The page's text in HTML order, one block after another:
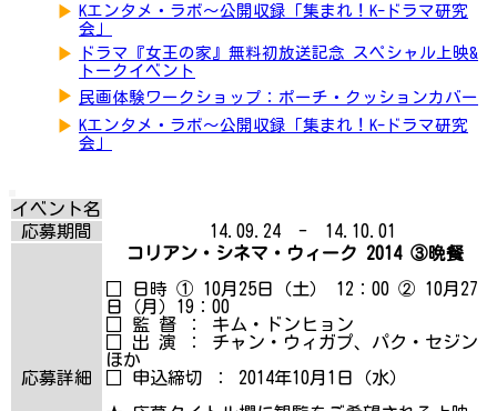
▶ Kエンタメ・ラボ～公開収録「集まれ！K-ドラマ研究
会」
▶
ドラマ『女王の家』無料初放送記念 スペシャル上映&
トークイベント
▶ 民画体験ワークショップ：ポーチ・クッションカバー
▶ Kエンタメ・ラボ～公開収録「集まれ！K-ドラマ研究
会」
イベント名
応募期間
14.09.24 - 14.10.01
応募詳細
コリアン・シネマ・ウィーク 2014 ③晩餐
□ 日時 ① 10月25日（土） 12：00 ② 10月27
日（月）19：00
□ 監 督 ： キム・ドンヒョン
□ 出 演 ： チャン・ウィガプ、パク・セジン
ほか
□ 申込締切 ： 2014年10月1日（水）